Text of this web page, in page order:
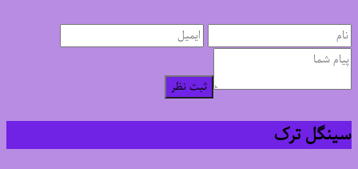
ثبت نظر
سینگل ترک